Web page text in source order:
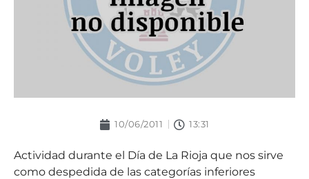
10/06/2011 13:31
Actividad durante el Día de La Rioja que nos sirve
como despedida de las categorías inferiores